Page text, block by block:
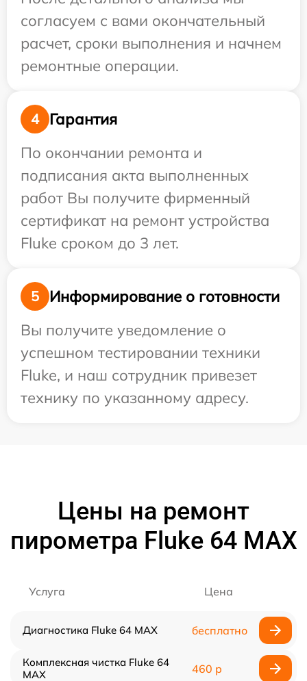
согласуем с вами окончательный
расчет, сроки выполнения и начнем
ремонтные операции.
4
Гарантия
По окончании ремонта и
подписания акта выполненных
работ Вы получите фирменный
сертификат на ремонт устройства
Fluke сроком до 3 лет.
5
Информирование о готовности
Вы получите уведомление о
успешном тестировании техники
Fluke, и наш сотрудник привезет
технику по указанному адресу.
Цены на ремонт
пирометра Fluke 64 MAX
Услуга Цена
Диагностика Fluke 64 MAX бесплатно
Комплексная чистка Fluke 64
MAX
460 р